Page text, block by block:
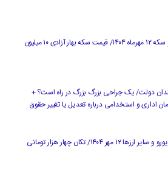
قیمت جدید طلا و سکه ۱۲ مهرماه ۱۴۰۴/ قیمت سکه بهار آزادی ۱۰ میلیون
دولت/ یک جراحی بزرگ بزرگ در راه است؟ +
اداری و استخدامی درباره تعدیل یا تغییر حقوق
قیمت جدید دلار، یورو و سایر ارزها ۱۲ مهر ۱۴۰۴/ تکان چهار هزار تومانی